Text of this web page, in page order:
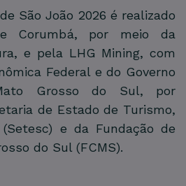
São João 2026 é realizado
Corumbá, por meio da
e pela LHG Mining, com
Federal e do Governo
Grosso do Sul, por
de Estado de Turismo,
e da Fundação de
do Sul (FCMS).